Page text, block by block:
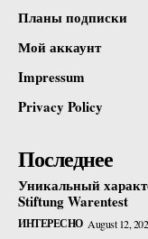
Планы подписки
Мой аккаунт
Impressum
Privacy Policy
Последнее
Уникальный
Stiftung Warentest
ИНТЕРЕСНО August 12,